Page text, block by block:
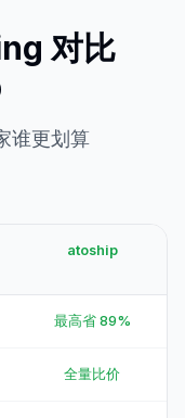
对比
谁更划算
atoship
最高省 89%
全量比价